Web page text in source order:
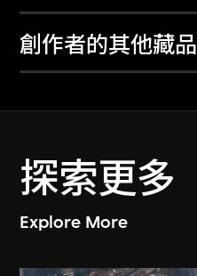
創作者的其他藏品
探索更多
Explore More